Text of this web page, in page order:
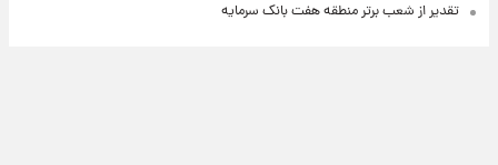
تقدیر از شعب برتر منطقه هفت بانک سرمایه